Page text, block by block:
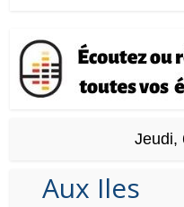
Jeudi,
Aux Iles